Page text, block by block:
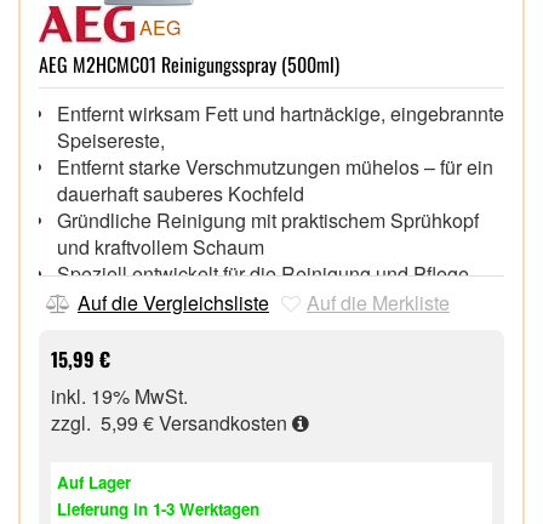
AEG
AEG M2HCMC01 Reinigungsspray (500ml)
Entfernt wirksam Fett und hartnäckige, eingebrannte
Speisereste,
Entfernt starke Verschmutzungen mühelos – für ein
dauerhaft sauberes Kochfeld
Gründliche Reinigung mit praktischem Sprühkopf
und kraftvollem Schaum
Speziell entwickelt für die Reinigung und Pflege
von SaphirMatt®-Kochfeldern
Auf die Vergleichsliste Auf die Merkliste
15,99 €
inkl. 19% MwSt.
zzgl. 5,99 €Versandkosten
Auf Lager
Lieferung in 1-3 Werktagen